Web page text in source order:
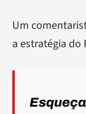
Um
a estratégia do